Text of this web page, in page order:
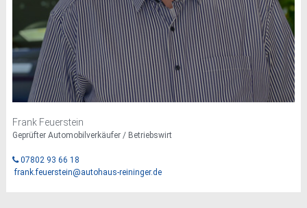
Frank Feuerstein
Geprüfter Automobilverkäufer / Betriebswirt
07802 93 66 18
frank.feuerstein@autohaus-reininger.de